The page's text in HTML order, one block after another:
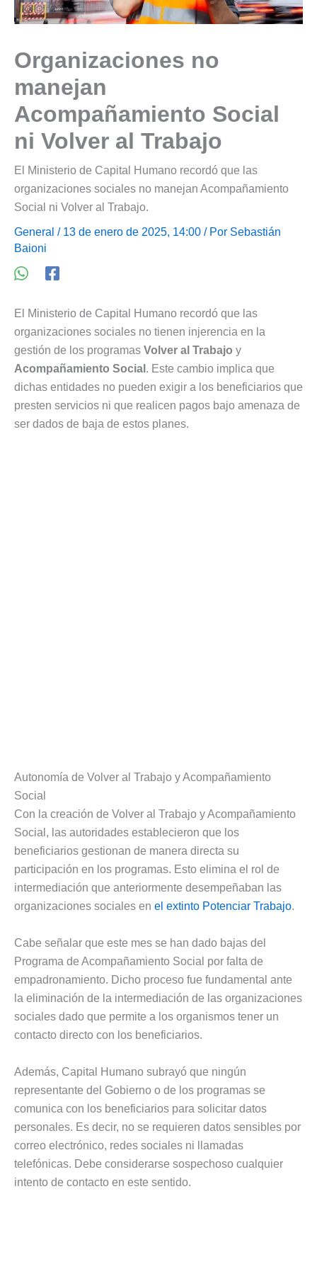
Organizaciones no
manejan
Acompañamiento Social
ni Volver al Trabajo
El Ministerio de Capital Humano recordó que las
organizaciones sociales no manejan Acompañamiento
Social ni Volver al Trabajo.
General / 13 de enero de 2025, 14:00 / Por Sebastián
Baioni
El Ministerio de Capital Humano recordó que las
organizaciones sociales no tienen injerencia en la
gestión de los programas Volver al Trabajo y
Acompañamiento Social . Este cambio implica que
dichas entidades no pueden exigir a los beneficiarios que
presten servicios ni que realicen pagos bajo amenaza de
ser dados de baja de estos planes.
Autonomía de Volver al Trabajo y Acompañamiento
Social
Con la creación de Volver al Trabajo y Acompañamiento
Social, las autoridades establecieron que los
beneficiarios gestionan de manera directa su
participación en los programas. Esto elimina el rol de
intermediación que anteriormente desempeñaban las
organizaciones sociales en el extinto Potenciar Trabajo.
Cabe señalar que este mes se han dado bajas del
Programa de Acompañamiento Social por falta de
empadronamiento. Dicho proceso fue fundamental ante
la eliminación de la intermediación de las organizaciones
sociales dado que permite a los organismos tener un
contacto directo con los beneficiarios.
Además, Capital Humano subrayó que ningún
representante del Gobierno o de los programas se
comunica con los beneficiarios para solicitar datos
personales. Es decir, no se requieren datos sensibles por
correo electrónico, redes sociales ni llamadas
telefónicas. Debe considerarse sospechoso cualquier
intento de contacto en este sentido.